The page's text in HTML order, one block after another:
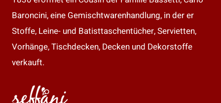
Baroncini, eine Gemischtwarenhandlung, in der er
Stoffe, Leine- und Batisttaschentücher, Servietten,
Vorhänge, Tischdecken, Decken und Dekorstoffe
verkauft.